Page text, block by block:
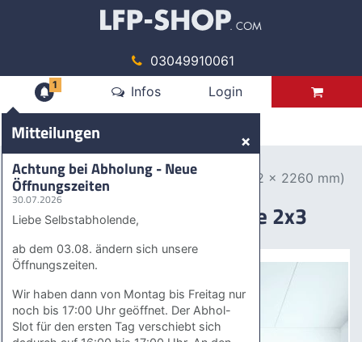
03049910061
Mitteilungen
1 Infos Login
Werbedisplays
Messewaende
Pop up Messewand gerade 2x3 (1522 x 2260 mm)
Pop up Messewand gerade 2x3
(1522 x 2260 mm)
Mitteilungen ×
Achtung bei Abholung - Neue
Öffnungszeiten
30.07.2026
Liebe Selbstabholende,
ab dem 03.08. ändern sich unsere
Öffnungszeiten.
Wir haben dann von Montag bis Freitag nur
noch bis 17:00 Uhr geöffnet. Der Abhol-
Slot für den ersten Tag verschiebt sich